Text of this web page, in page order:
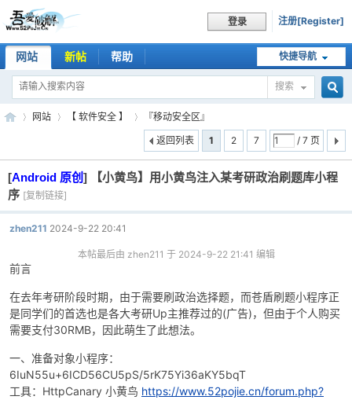
登录 注册[Register]
快捷导航
网站 新帖 帮助
搜索
索
吾 »
网站
›
【 软件安全 】
›
『移动安全区』
1
2 7 / 7 页
返回列表
[Android 原创]
【小黄鸟】用小黄鸟注入某考研政治刷题库小程
序 [复制链接]
zhen211 2024-9-22 20:41
本帖最后由 zhen211 于 2024-9-22 21:41 编辑
前言
在去年考研阶段时期，由于需要刷政治选择题，而苍盾刷题小程序正
是同学们的首选也是各大考研Up主推荐过的(广告)，但由于个人购买
需要支付30RMB，因此萌生了此想法。
一、准备对象小程序：
6IuN55u+6ICD56CU5pS/5rK75Yi36aKY5bqT
工具：HttpCanary 小黄鸟 https://www.52pojie.cn/forum.php?